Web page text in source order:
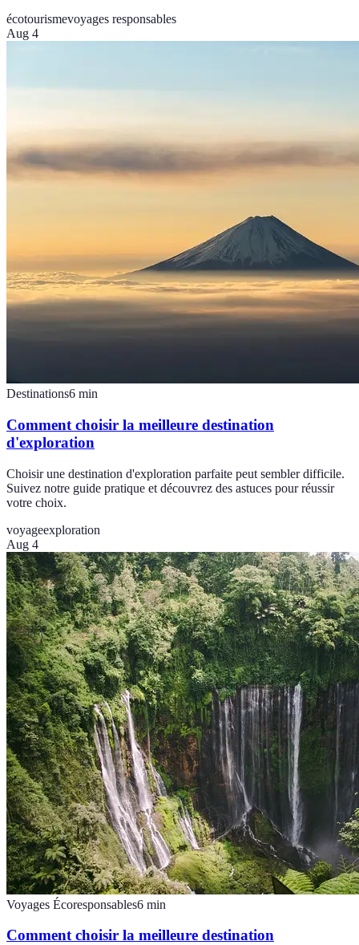
écotourismevoyages responsables
Aug 4
Destinations6 min
Comment choisir la meilleure destination
d'exploration
Choisir une destination d'exploration parfaite peut sembler difficile.
Suivez notre guide pratique et découvrez des astuces pour réussir
votre choix.
voyageexploration
Aug 4
Voyages Écoresponsables6 min
Comment choisir la meilleure destination